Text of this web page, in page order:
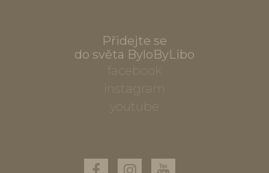
Přidejte se
do světa ByloByLibo
facebook
instagram
youtube